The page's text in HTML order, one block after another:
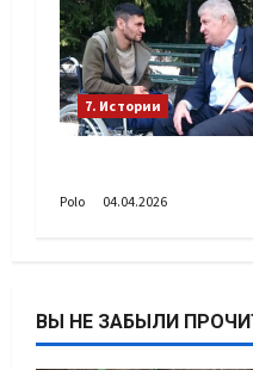
7. Истории
Polo 04.04.2026
ВЫ НЕ ЗАБЫЛИ